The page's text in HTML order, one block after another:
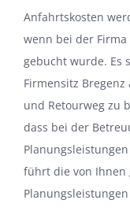
Anfahrtskosten
wenn bei der
gebucht wurde. Es
Firmensitz
und Retourweg zu
dass bei der
führt die von Ihnen